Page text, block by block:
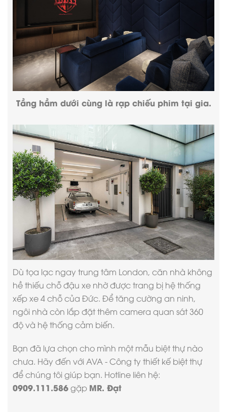
Tầng hầm dưới cùng là rạp chiếu phim tại gia.
Dù tọa lạc ngay trung tâm London, căn nhà không
hề thiếu chỗ đậu xe nhờ được trang bị hệ thống
xếp xe 4 chỗ của Đức. Để tăng cường an ninh,
ngôi nhà còn lắp đặt thêm camera quan sát 360
độ và hệ thống cảm biến.
Bạn đã lựa chọn cho mình một mẫu biệt thự nào
chưa. Hãy đến với AVA -Công ty thiết kế biệt thự
để chúng tôi giúp bạn. Hotline liên hệ:
0909.111.586gặp MR. Đạt